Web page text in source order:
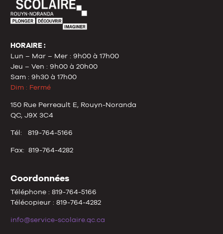
HORAIRE :
Lun – Mar – Mer : 9h00 à 17h00
Jeu – Ven : 9h00 à 20h00
Sam : 9h30 à 17h00
Dim : Fermé
150 Rue Perreault E, Rouyn-Noranda
QC, J9X 3C4
Tél: 819-764-5166
Fax: 819-764-4282
Coordonnées
Téléphone : 819-764-5166
Télécopieur : 819-764-4282
info@service-scolaire.qc.ca